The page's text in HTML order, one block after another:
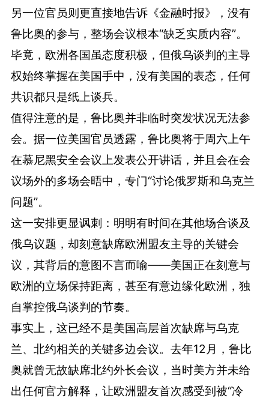
另一位官员则更直接地告诉《金融时报》，没有
鲁比奥的参与，整场会议根本“缺乏实质内容”。
毕竟，欧洲各国虽态度积极，但俄乌谈判的主导
权始终掌握在美国手中，没有美国的表态，任何
共识都只是纸上谈兵。
值得注意的是，鲁比奥并非临时突发状况无法参
会。据一位美国官员透露，鲁比奥将于周六上午
在慕尼黑安全会议上发表公开讲话，并且会在会
议场外的多场会晤中，专门“讨论俄罗斯和乌克兰
问题”。
这一安排更显讽刺：明明有时间在其他场合谈及
俄乌议题，却刻意缺席欧洲盟友主导的关键会
议，其背后的意图不言而喻——美国正在刻意与
欧洲的立场保持距离，甚至有意边缘化欧洲，独
自掌控俄乌谈判的节奏。
事实上，这已经不是美国高层首次缺席与乌克
兰、北约相关的关键多边会议。去年12月，鲁比
奥就曾无故缺席北约外长会议，当时美方并未给
出任何官方解释，让欧洲盟友首次感受到被“冷